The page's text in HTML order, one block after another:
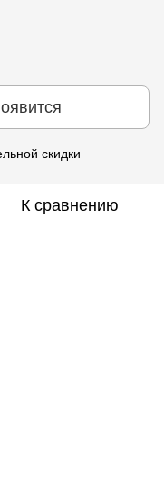
скидки
К сравнению